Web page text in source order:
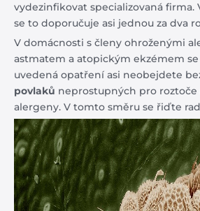
vydezinfikovat specializovaná firma.
se to doporučuje asi jednou za dva
V domácnosti s členy ohroženými
astmatem a atopickým ekzémem se
uvedená opatření asi neobejdete
povlaků neprostupných pro roztoče
alergeny. V tomto směru se řiďte